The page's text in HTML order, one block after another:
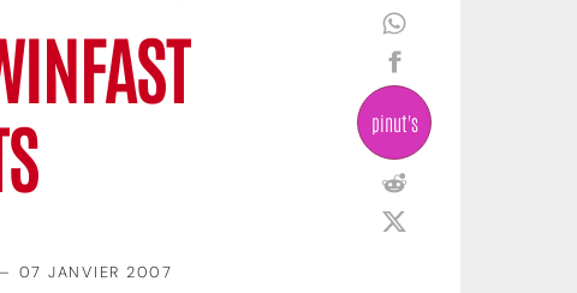
pinut's
07 JANVIER 2007